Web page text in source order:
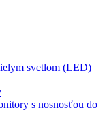
svetlom (LED)
s nosnosťou do